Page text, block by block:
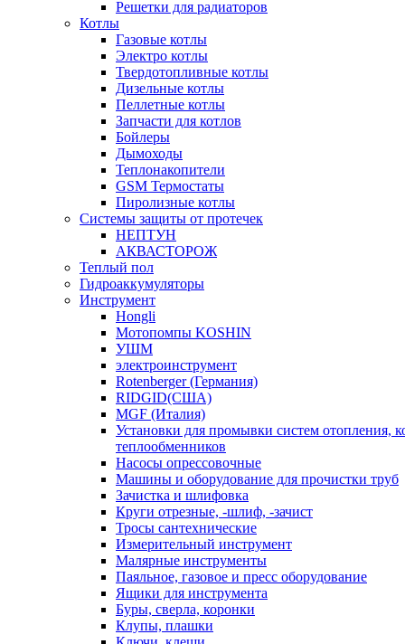
Решетки для радиаторов
Котлы
Газовые котлы
Электро котлы
Твердотопливные котлы
Дизельные котлы
Пеллетные котлы
Запчасти для котлов
Бойлеры
Дымоходы
Теплонакопители
GSM Термостаты
Пиролизные котлы
Системы защиты от протечек
НЕПТУН
АКВАСТОРОЖ
Теплый пол
Гидроаккумуляторы
Инструмент
Hongli
Мотопомпы KOSHIN
УШМ
электроинструмент
Rotenberger (Германия)
RIDGID(США)
MGF (Италия)
Установки для промывки систем отопления,
теплообменников
Насосы опрессовочные
Машины и оборудование для прочистки труб
Зачистка и шлифовка
Круги отрезные, -шлиф, -зачист
Тросы сантехнические
Измерительный инструмент
Малярные инструменты
Паяльное, газовое и пресс оборудование
Ящики для инструмента
Буры, сверла, коронки
Клупы, плашки